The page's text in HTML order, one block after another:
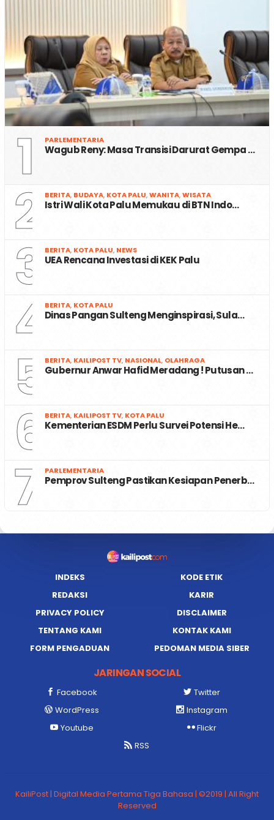
1 PARLEMENTARIA
Wagub Reny: Masa Transisi Darurat Gempa …
2 BERITA, BUDAYA, KOTA PALU,WANITA,WISATA
Istri Wali Kota Palu Memukau di BTN Indo…
3 BERITA, KOTA PALU, NEWS
UEA Rencana Investasi di KEK Palu
4 BERITA, KOTA PALU
Dinas Pangan Sulteng Menginspirasi, Sula…
5 BERITA, KAILIPOST TV, NASIONAL, OLAHRAGA
Gubernur Anwar Hafid Meradang ! Putusan …
6 BERITA, KAILIPOST TV, KOTA PALU
Kementerian ESDM Perlu Survei Potensi He…
7 PARLEMENTARIA
Pemprov Sulteng Pastikan Kesiapan Penerb…
INDEKS
KODE ETIK
REDAKSI
KARIR
PRIVACY POLICY
DISCLAIMER
TENTANG KAMI
KONTAK KAMI
FORM PENGADUAN
PEDOMAN MEDIA SIBER
JARINGAN SOCIAL
Facebook
Twitter
WordPress
Instagram
Youtube
Flickr
RSS
KailiPost | Digital Media Pertama Tiga Bahasa | ©2019 | All Right
Reserved